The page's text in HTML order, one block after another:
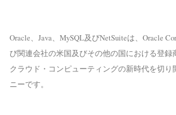
Oracle、Java、MySQL及びNetSuiteは、Oracle
び関連会社の米国及びその他の国における登録
クラウド・コンピューティングの新時代を切
ニーです。